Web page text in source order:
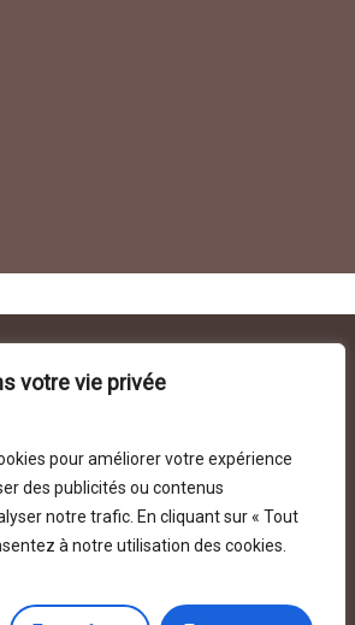
votre vie privée
pour améliorer votre expérience
des publicités ou contenus
notre trafic. En cliquant sur « Tout
à notre utilisation des cookies.
de Vente
• Mentions légales